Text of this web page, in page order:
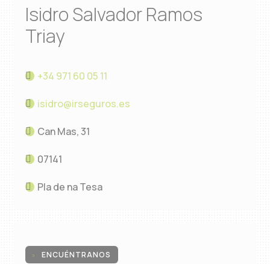
Isidro Salvador Ramos
Triay
+34 971 60 05 11
isidro@irseguros.es
Can Mas, 31
07141
Pla de na Tesa
 ENCUÉNTRANOS